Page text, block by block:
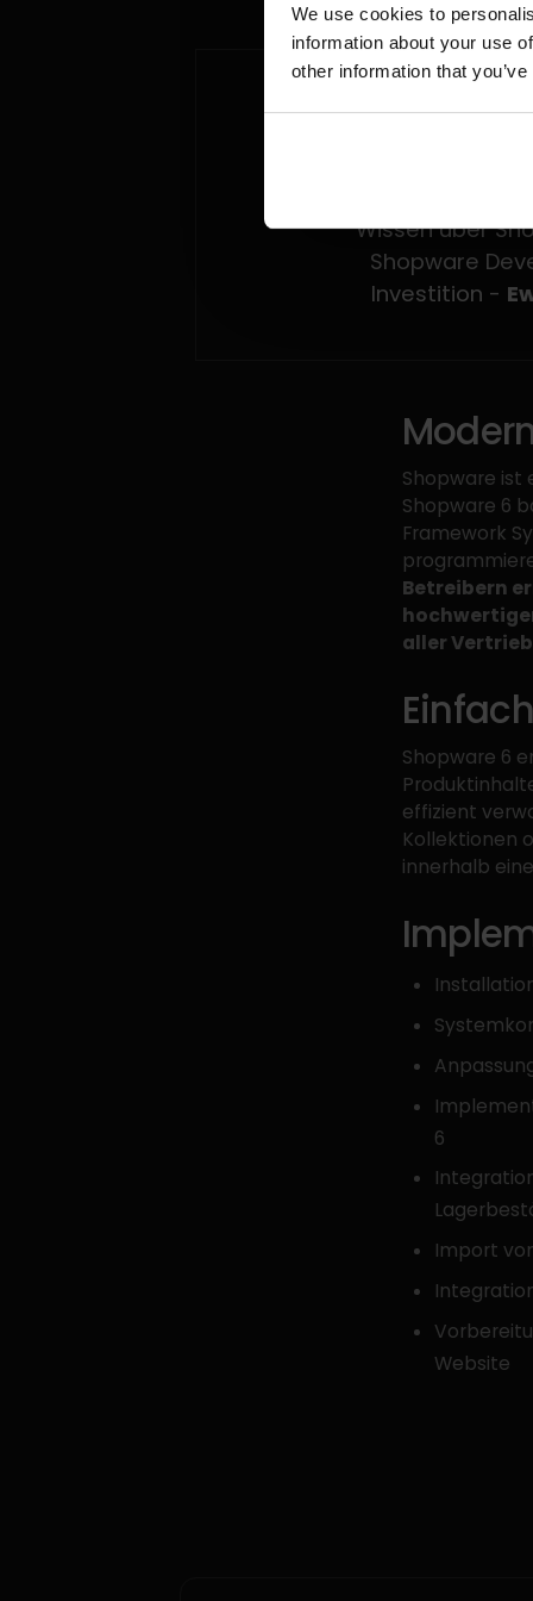
We use cookies to
information about your use
other information that
Die
Unternehmen
Wissen über
Shopware
Investition -
Shopware
Shopware 6
Framework
Betreibern
aller
Shopware 6
effizient
Kollektionen
innerhalb
6
Import
Website